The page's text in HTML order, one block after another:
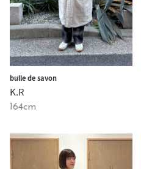
bulle de savon
K.R
164cm